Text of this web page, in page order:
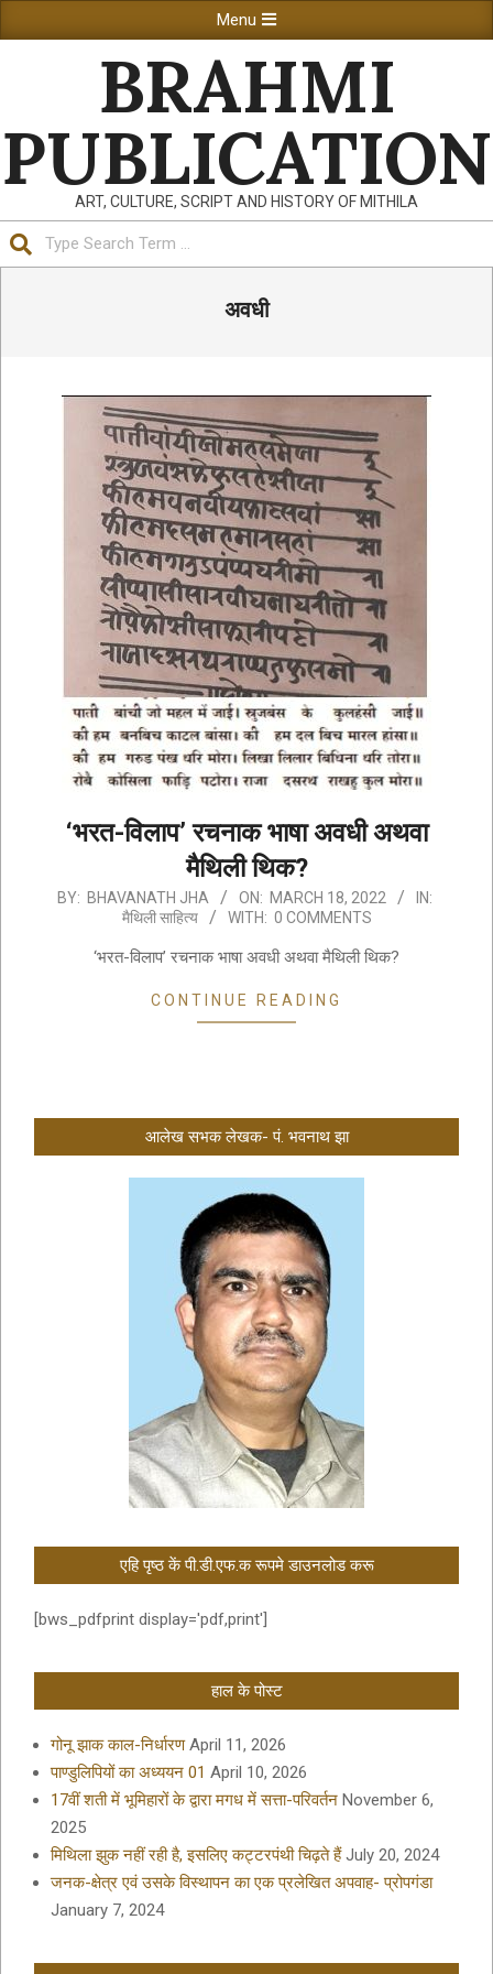
to
Navigation
Menu
BRAHMI
PUBLICATION
ART, CULTURE, SCRIPT AND HISTORY OF MITHILA
अवधी
‘भरत-विलाप’ रचनाक भाषा अवधी अथवा
मैथिली थिक?
2022-
BY: BHAVANATH JHA ON: MARCH 18, 2022
IN:
मैथिली साहित्य
WITH: 0 COMMENTS
‘भरत-विलाप’ रचनाक भाषा अवधी अथवा मैथिली थिक?
CONTINUE READING
आलेख सभक लेखक- पं. भवनाथ झा
एहि पृष्ठ कें पी.डी.एफ.क रूपमे डाउनलोड करू
[bws_pdfprint display='pdf,print']
हाल के पोस्ट
गोनू झाक काल-निर्धारण April 11, 2026
पाण्डुलिपियों का अध्ययन 01 April 10, 2026
17वीं शती में भूमिहारों के द्वारा मगध में सत्ता-परिवर्तन November 6,
2025
मिथिला झुक नहीं रही है, इसलिए कट्टरपंथी चिढ़ते हैं July 20, 2024
जनक-क्षेत्र एवं उसके विस्थापन का एक प्रलेखित अपवाह- प्रोपगंडा
January 7, 2024